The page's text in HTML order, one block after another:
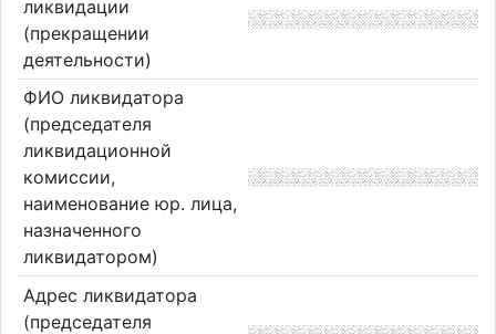
ликвидации
(прекращении
деятельности)
ФИО ликвидатора
(председателя
ликвидационной
комиссии,
наименование юр. лица,
назначенного
ликвидатором)
Адрес ликвидатора
(председателя